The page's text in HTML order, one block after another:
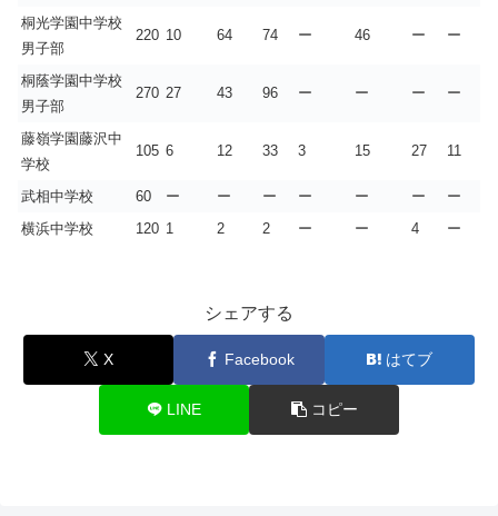
桐光学園中学校
男子部
220 10 64 74 ー 46 ー ー
桐蔭学園中学校
男子部
270 27 43 96 ー ー ー ー
藤嶺学園藤沢中
学校
105 6 12 33 3 15 27 11
武相中学校 60 ー ー ー ー ー ー
ー
横浜中学校
120 1 2 2 ー ー 4 ー
シェアする
X Facebook はてブ
LINE コピー